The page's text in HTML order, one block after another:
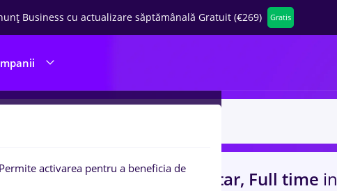
Business cu actualizare săptămânală Gratuit (€269) Gratis
de muncacu salarii faiantar, Full time in
Permite activarea pentru a beneficia de